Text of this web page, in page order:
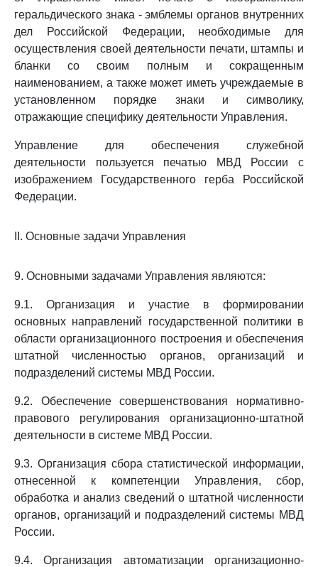
геральдического знака - эмблемы органов внутренних
дел Российской Федерации, необходимые для
осуществления своей деятельности печати, штампы и
бланки со своим полным и сокращенным
наименованием, а также может иметь учреждаемые в
установленном порядке знаки и символику,
отражающие специфику деятельности Управления.
Управление для обеспечения служебной
деятельности пользуется печатью МВД России с
изображением Государственного герба Российской
Федерации.
II. Основные задачи Управления
9. Основными задачами Управления являются:
9.1. Организация и участие в формировании
основных направлений государственной политики в
области организационного построения и обеспечения
штатной численностью органов, организаций и
подразделений системы МВД России.
9.2. Обеспечение совершенствования нормативно-
правового регулирования организационно-штатной
деятельности в системе МВД России.
9.3. Организация сбора статистической информации,
отнесенной к компетенции Управления, сбор,
обработка и анализ сведений о штатной численности
органов, организаций и подразделений системы МВД
России.
9.4. Организация автоматизации организационно-